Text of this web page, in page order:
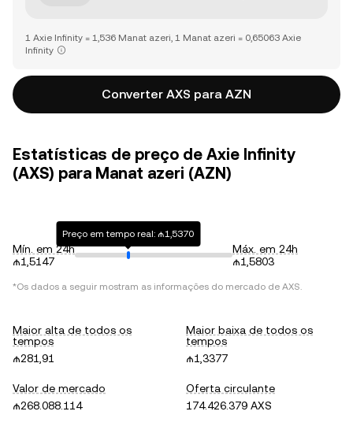
1 Axie Infinity = 1,536 Manat azeri, 1 Manat azeri = 0,65063 Axie
Infinity
Converter AXS para AZN
Estatísticas de preço de Axie Infinity
(AXS) para Manat azeri (AZN)
Mín. em 24h
₼1,5147
Preço em tempo real: ₼1,5370
Máx. em 24h
₼1,5803
*Os dados a seguir mostram as informações do mercado de AXS.
Maior alta de todos os
tempos
₼281,91
Maior baixa de todos os
tempos
₼1,3377
Valor de mercado
₼268.088.114
Oferta circulante
174.426.379 AXS